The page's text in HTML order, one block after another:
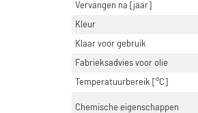
Vervangen na [jaar]
Kleur
Klaar voor gebruik
Fabrieksadvies voor olie
Temperatuurbereik [°C]
Chemische eigenschappen